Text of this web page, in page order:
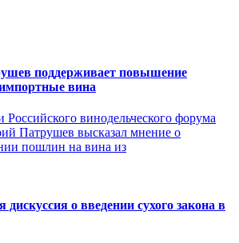
поддерживает повышение
вина
Российского винодельческого форума
Патрушев высказал мнение о
пошлин на вина из
дискуссия о введении сухого закона в